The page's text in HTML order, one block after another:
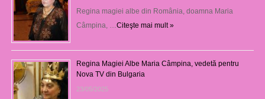
Regina magiei albe din România, doamna Maria
Câmpina, … Citeşte mai mult »
Regina Magiei Albe Maria Câmpina, vedetă pentru
Nova TV din Bulgaria
23/05/2025